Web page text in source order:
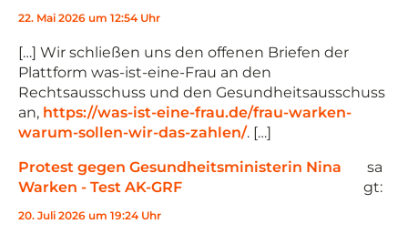
22. Mai 2026 um 12:54 Uhr
[…] Wir schließen uns den offenen Briefen der
Plattform was-ist-eine-Frau an den
Rechtsausschuss und den Gesundheitsausschuss
an, https://was-ist-eine-frau.de/frau-warken-
warum-sollen-wir-das-zahlen/. […]
Protest gegen Gesundheitsministerin Nina
Warken - Test AK-GRF
sa
gt:
20. Juli 2026 um 19:24 Uhr